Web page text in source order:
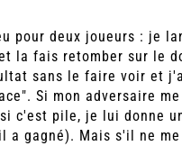
pour deux joueurs : je
la fais retomber sur le
sans le faire voir et
Si mon adversaire
c'est pile, je lui donne
a gagné). Mais s'il ne